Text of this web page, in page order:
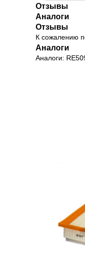
Отзывы
Аналоги
Отзывы
К сожалению
Аналоги
Аналоги: